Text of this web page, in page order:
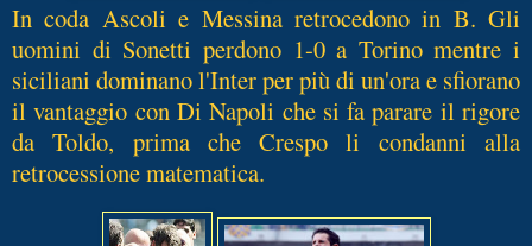
In coda Ascoli e Messina retrocedono in B. Gli
uomini di Sonetti perdono 1-0 a Torino mentre i
siciliani dominano l'Inter per più di un'ora e sfiorano
il vantaggio con Di Napoli che si fa parare il rigore
da Toldo, prima che Crespo li condanni alla
retrocessione matematica.